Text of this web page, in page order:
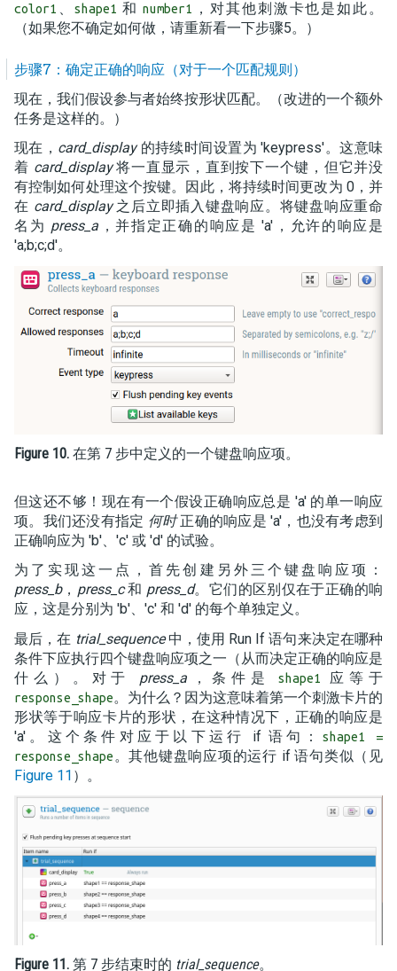
color1 、 shape1 和number1
，对其他刺激卡也是如此。
（如果您不确定如何做，请重新看一下步骤5。）
步骤7：确定正确的响应（对于一个匹配规则）
现在，我们假设参与者始终按形状匹配。（改进的一个额外
任务是这样的。）
现在， card_display的持续时间设置为 'keypress'。这意味
着 card_display将一直显示，直到按下一个键，但它并没
有控制如何处理这个按键。因此，将持续时间更改为 0，并
在 card_display之后立即插入键盘响应。将键盘响应重命
名为 press_a ，并指定正确的响应是 'a'，允许的响应是
'a;b;c;d'。
Figure 10. 在第 7 步中定义的一个键盘响应项。
但这还不够！现在有一个假设正确响应总是 'a' 的单一响应
项。我们还没有指定 何时正确的响应是 'a'，也没有考虑到
正确响应为 'b'、'c' 或 'd' 的试验。
为了实现这一点，首先创建另外三个键盘响应项：
press_b， press_c和 press_d。它们的区别仅在于正确的响
应，这是分别为 'b'、'c' 和 'd' 的每个单独定义。
最后，在 trial_sequence中，使用 Run If 语句来决定在哪种
条件下应执行四个键盘响应项之一（从而决定正确的响应是
什么）。对于 press_a ，条件是shape1 应等于
response_shape。为什么？因为这意味着第一个刺激卡片的
形状等于响应卡片的形状，在这种情况下，正确的响应是
'a'。这个条件对应于以下运行 if 语句：
shape1 =
response_shape 。其他键盘响应项的运行 if 语句类似（见
Figure 11 ）。
Figure 11. 第 7 步结束时的 trial_sequence。